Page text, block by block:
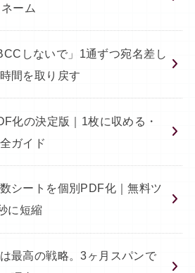
ーム
しないで」1通ずつ宛名差し
間を取り戻す
化の決定版｜1枚に収める・
ガイド
シートを個別PDF化｜無料ツ
に短縮
最高の戦略。3ヶ月スパンで